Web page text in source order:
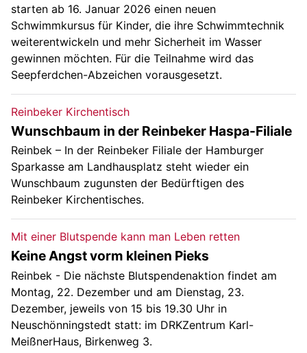
starten ab 16. Januar 2026 einen neuen
Schwimmkursus für Kinder, die ihre Schwimmtechnik
weiterentwickeln und mehr Sicherheit im Wasser
gewinnen möchten. Für die Teilnahme wird das
Seepferdchen-Abzeichen vorausgesetzt.
Reinbeker Kirchentisch
Wunschbaum in der Reinbeker Haspa-Filiale
Reinbek – In der Reinbeker Filiale der Hamburger
Sparkasse am Landhausplatz steht wieder ein
Wunschbaum zugunsten der Bedürftigen des
Reinbeker Kirchentisches.
Mit einer Blutspende kann man Leben retten
Keine Angst vorm kleinen Pieks
Reinbek - Die nächste Blutspendenaktion findet am
Montag, 22. Dezember und am Dienstag, 23.
Dezember, jeweils von 15 bis 19.30 Uhr in
Neuschönningstedt statt: im DRKZentrum Karl-
MeißnerHaus, Birkenweg 3.